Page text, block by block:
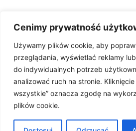
Cenimy prywatność
Używamy plików cookie, aby
przeglądania, wyświetlać reklamy
do indywidualnych potrzeb
analizować ruch na stronie.
wszystkie” oznacza zgodę na
plików cookie.
7.50zł
Select Options
Wszelkie prawa zastrzeżone ©
FAQ - wiedza na temat